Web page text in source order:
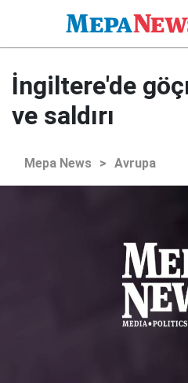
İngiltere'de
ve saldırı
Mepa News > Avrupa